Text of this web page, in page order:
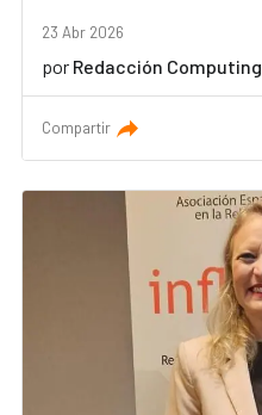
23 Abr 2026
por Redacción Computing
Compartir